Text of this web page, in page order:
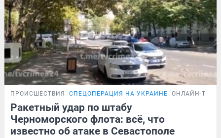
ПРОИСШЕСТВИЯ СПЕЦОПЕРАЦИЯ НА УКРАИНЕ ОНЛАЙН-
Ракетный удар по штабу
Черноморского флота: всё, что
известно об атаке в Севастополе